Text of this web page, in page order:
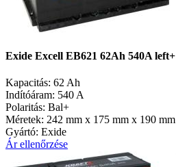
Exide Excell EB621 62Ah 540A left+
Kapacitás: 62 Ah
Indítóáram: 540 A
Polaritás: Bal+
Méretek: 242 mm x 175 mm x 190 mm
Gyártó: Exide
Ár ellenőrzése